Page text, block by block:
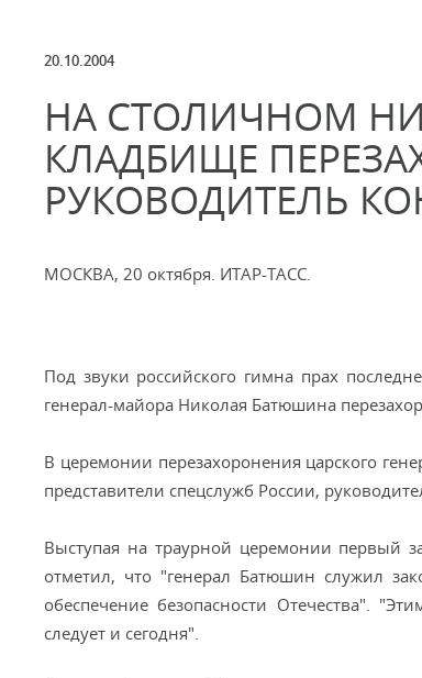
20.10.2004
НА СТОЛИЧНОМ
КЛАДБИЩЕ
РУКОВОДИТЕЛЬ
МОСКВА, 20 октября. ИТАР-ТАСС.
Под звуки российского гимна прах
генерал-майора Николая Батюшина
В церемонии перезахоронения царского
представители спецслужб России,
Выступая на траурной церемонии первый
отметил, что "генерал Батюшин служил
обеспечение безопасности Отечества".
следует и сегодня".